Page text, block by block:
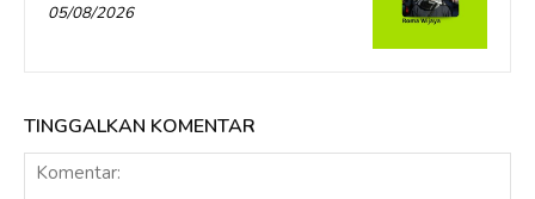
05/08/2026
TINGGALKAN KOMENTAR